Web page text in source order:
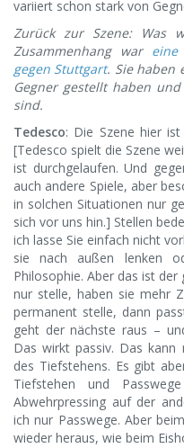
variiert schon stark von
Zurück zur Szene: Was
Zusammenhang war eine
gegen Stuttgart. Sie haben
Gegner gestellt haben
sind.
Tedesco: Die Szene hier
[Tedesco spielt die Szene
ist durchgelaufen. Und
auch andere Spiele, aber
in solchen Situationen nur
sich vor uns hin.] Stellen
ich lasse Sie einfach nicht
sie nach außen lenken
Philosophie. Aber das ist
nur stelle, haben sie mehr
permanent stelle, dann
geht der nächste raus –
Das wirkt passiv. Das kann
des Tiefstehens. Es gibt
Tiefstehen und
Abwehrpressing auf der
ich nur Passwege. Aber
wieder heraus, wie beim